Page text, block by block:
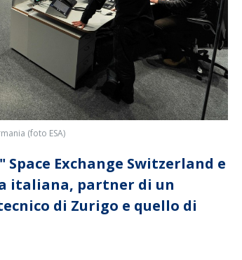
(foto ESA)
Exchange Switzerland e
italiana, partner di un
di Zurigo e quello di